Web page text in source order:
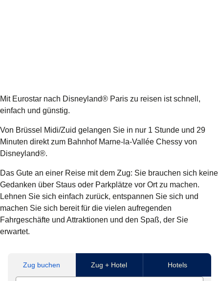
Mit Eurostar nach Disneyland® Paris zu reisen ist schnell,
einfach und günstig.
Von Brüssel Midi/Zuid gelangen Sie in nur 1 Stunde und 29
Minuten direkt zum Bahnhof Marne-la-Vallée Chessy von
Disneyland®.
Das Gute an einer Reise mit dem Zug: Sie brauchen sich keine
Gedanken über Staus oder Parkplätze vor Ort zu machen.
Lehnen Sie sich einfach zurück, entspannen Sie sich und
machen Sie sich bereit für die vielen aufregenden
Fahrgeschäfte und Attraktionen und den Spaß, der Sie
erwartet.
Zug buchen Zug + Hotel Hotels